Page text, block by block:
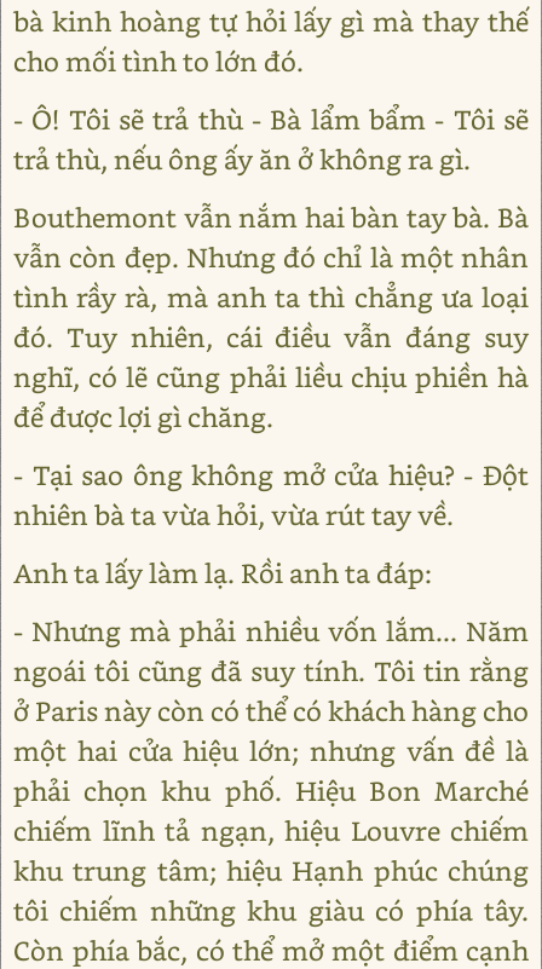
bà kinh hoàng tự hỏi lấy gì mà thay thế
cho mối tình to lớn đó.
- Ô! Tôi sẽ trả thù - Bà lẩm bẩm - Tôi sẽ
trả thù, nếu ông ấy ăn ở không ra gì.
Bouthemont vẫn nắm hai bàn tay bà. Bà
vẫn còn đẹp. Nhưng đó chỉ là một nhân
tình rầy rà, mà anh ta thì chẳng ưa loại
đó. Tuy nhiên, cái điều vẫn đáng suy
nghĩ, có lẽ cũng phải liều chịu phiền hà
để được lợi gì chăng.
- Tại sao ông không mở cửa hiệu? - Đột
nhiên bà ta vừa hỏi, vừa rút tay về.
Anh ta lấy làm lạ. Rồi anh ta đáp:
- Nhưng mà phải nhiều vốn lắm... Năm
ngoái tôi cũng đã suy tính. Tôi tin rằng
ở Paris này còn có thể có khách hàng cho
một hai cửa hiệu lớn; nhưng vấn đề là
phải chọn khu phố. Hiệu Bon Marché
chiếm lĩnh tả ngạn, hiệu Louvre chiếm
khu trung tâm; hiệu Hạnh phúc chúng
tôi chiếm những khu giàu có phía tây.
Còn phía bắc, có thể mở một điểm cạnh